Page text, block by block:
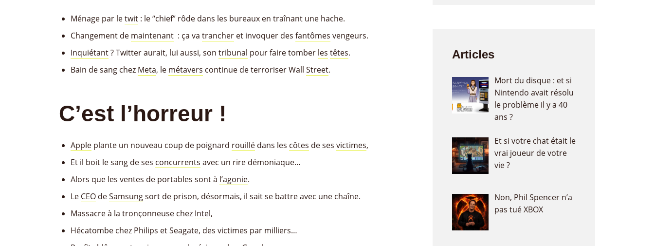
Ménage par letwit : le “chief” rôde dans les bureaux en traînant une hache.
Changement de maintenant : ça va trancher et invoquer des fantômes vengeurs.
Inquiétant? Twitter aurait, lui aussi, son tribunal pour faire tomber les têtes.
Bain de sang chez Meta, le métavers continue de terroriser Wall Street.
C’est l’horreur !
Apple plante un nouveau coup de poignard rouillé dans les côtes de ses victimes,
Et il boit le sang de ses concurrents avec un rire démoniaque…
Alors que les ventes de portables sont à l’agonie.
Le CEO deSamsungsort de prison, désormais, il sait se battre avec une chaîne.
Massacre à la tronçonneuse chez Intel,
Hécatombe chez Philips etSeagate, des victimes par milliers…
Articles
Mort du disque : et si
Nintendo avait résolu
le problème il y a 40
ans ?
Et si votre chat était le
vrai joueur de votre
vie ?
Non, Phil Spencer n’a
pas tué XBOX